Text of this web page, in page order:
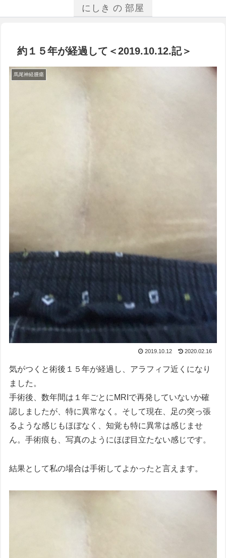
にしき の 部屋
約１５年が経過して＜2019.10.12.記＞
馬尾神経腫瘍
2019.10.12 2020.02.16
気がつくと術後１５年が経過し、アラフィフ近くになり
ました。
手術後、数年間は１年ごとにMRIで再発していないか確
認しましたが、特に異常なく。そして現在、足の突っ張
るような感じもほぼなく、知覚も特に異常は感じませ
ん。手術痕も、写真のようにほぼ目立たない感じです。
結果として私の場合は手術してよかったと言えます。